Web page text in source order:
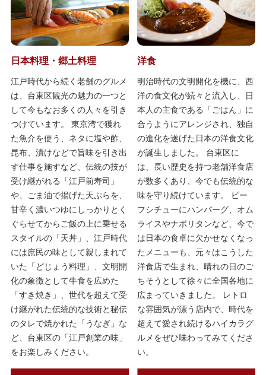
日本料理・郷土料理
江戸時代から続く老舗のグルメ
は、台東区観光の魅力の一つと
して今もなお多くの人々を引き
つけています。 東京湾で獲れ
た魚介を使う、ネタに塩や酢、
昆布、漬けなどで旨味を引き出
す仕事を施すなど、伝統の技が
受け継がれる「江戸前寿司」
や、ごま油で揚げた天ぷらを、
甘辛く濃いつゆにしっかりとく
ぐらせてからご飯の上に乗せる
スタイルの「天丼」、江戸時代
には庶民の味として親しまれて
いた「どじょう料理」、文明開
化の象徴として牛食を広めた
「すき焼き」、世代を超えて受
け継がれた伝統的な技術と秘伝
のタレで焼かれた「うなぎ」な
ど、台東区の「江戸創業の味」
をお楽しみください。
洋食
明治時代の文明開化を機に、西
洋の食文化が続々と流入し、日
本人の主食である「ごはん」に
合うようにアレンジされ、独自
の進化を遂げた日本の洋食文化
が誕生しました。 台東区に
は、長い歴史を持つ老舗洋食店
が数多くあり、今でも伝統的な
味を守り続けています。 ビー
フシチューにハンバーグ、オム
ライスやナポリタンなど、今で
は日本の食卓に欠かせなくなっ
たメニューも、元々はこうした
洋食店で生まれ、晴れの日のご
ちそうとして徐々に全国各地に
広まっていきました。 レトロ
な雰囲気が漂う店内で、時代を
超えて愛され続けるハイカラグ
ルメをぜひ味わってみてくださ
い。